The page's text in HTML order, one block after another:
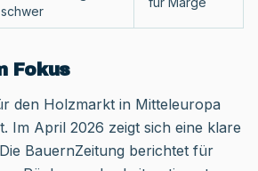
schwer
Fokus
den Holzmarkt in Mitteleuropa
Im April 2026 zeigt sich eine klare
BauernZeitung berichtet für